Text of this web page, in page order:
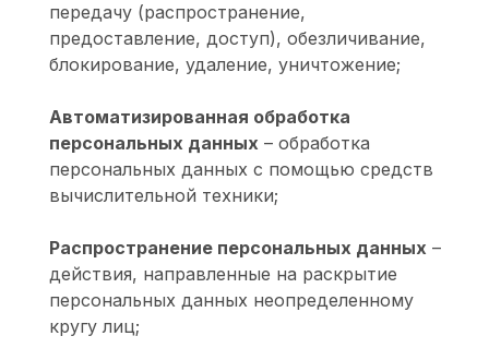
передачу (распространение,
предоставление, доступ), обезличивание,
блокирование, удаление, уничтожение;
Автоматизированная обработка
персональных данных – обработка
персональных данных с помощью средств
вычислительной техники;
Распространение персональных данных –
действия, направленные на раскрытие
персональных данных неопределенному
кругу лиц;